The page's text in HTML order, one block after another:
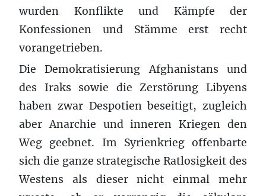
wurden Konflikte und Kämpfe der
Konfessionen und Stämme erst recht
vorangetrieben.
Die Demokratisierung Afghanistans und
des Iraks sowie die Zerstörung Libyens
haben zwar Despotien beseitigt, zugleich
aber Anarchie und inneren Kriegen den
Weg geebnet. Im Syrienkrieg offenbarte
sich die ganze strategische Ratlosigkeit des
Westens als dieser nicht einmal mehr